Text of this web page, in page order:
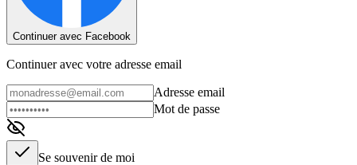
Continuer avec Facebook
Continuer avec votre adresse email
Adresse email
Mot de passe
Se souvenir de moi